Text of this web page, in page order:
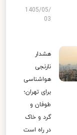
1405/05/
03
هشدار
نارنجی
هواشناسی
برای تهران؛
طوفان و
گرد و خاک
در راه است